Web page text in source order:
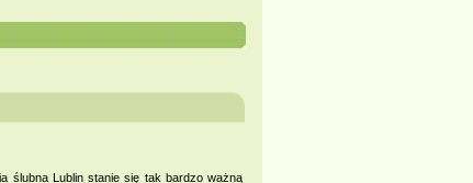
ślubna Lublin stanie się tak bardzo ważną